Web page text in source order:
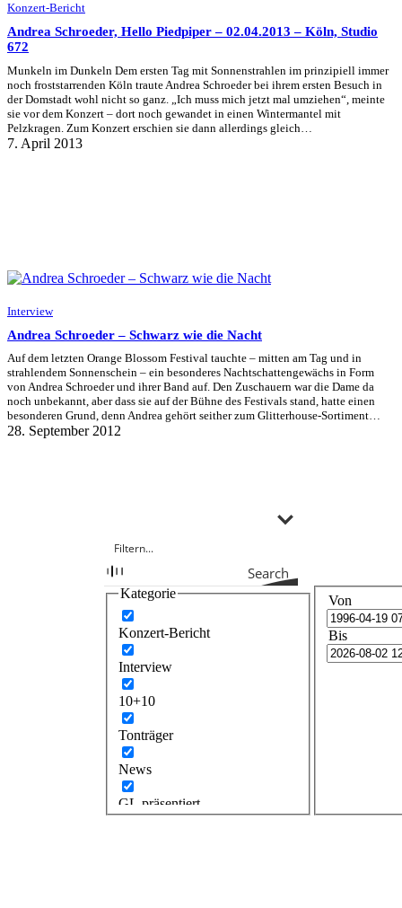
Konzert-Bericht
Andrea Schroeder, Hello Piedpiper – 02.04.2013 – Köln, Studio
672
Munkeln im Dunkeln Dem ersten Tag mit Sonnenstrahlen im prinzipiell immer
noch froststarrenden Köln traute Andrea Schroeder bei ihrem ersten Besuch in
der Domstadt wohl nicht so ganz. „Ich muss mich jetzt mal umziehen“, meinte
sie vor dem Konzert – dort noch gewandet in einen Wintermantel mit
Pelzkragen. Zum Konzert erschien sie dann allerdings gleich…
7. April 2013
Interview
Andrea Schroeder – Schwarz wie die Nacht
Auf dem letzten Orange Blossom Festival tauchte – mitten am Tag und in
strahlendem Sonnenschein – ein besonderes Nachtschattengewächs in Form
von Andrea Schroeder und ihrer Band auf. Den Zuschauern war die Dame da
noch unbekannt, aber dass sie auf der Bühne des Festivals stand, hatte einen
besonderen Grund, denn Andrea gehört seither zum Glitterhouse-Sortiment…
28. September 2012
Search
Kategorie
Konzert-Bericht
Interview
10+10
Tonträger
News
GL präsentiert
Von
Bis